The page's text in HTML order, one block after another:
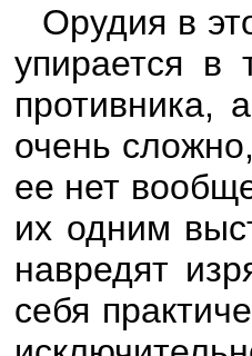
Орудия в
упирается
противника,
очень
ее нет
их одним
навредят
себя